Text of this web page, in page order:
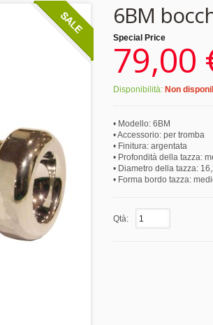
6BM
Special Price
79,00
Disponibilità: Non
• Modello: 6BM
• Accessorio: per tromba
• Finitura: argentata
• Profondità della tazza:
• Diametro della tazza:
• Forma bordo tazza:
Qtà: